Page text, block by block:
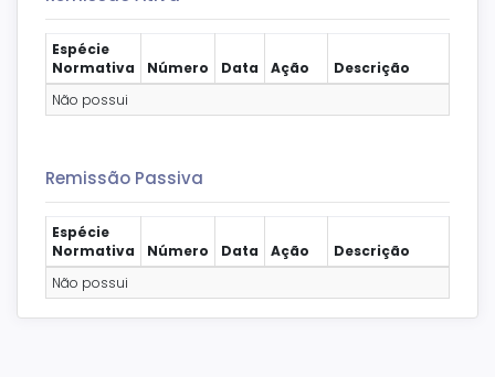
Espécie
Normativa
Número Data Ação
Descrição
Não possui
Remissão Passiva
Espécie
Normativa
Número Data Ação
Descrição
Não possui